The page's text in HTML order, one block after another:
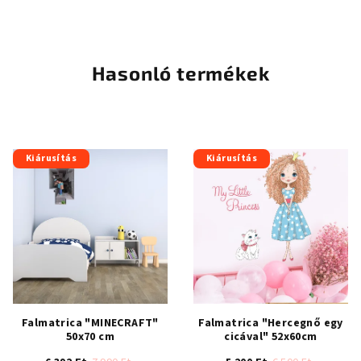
5-
ből
Hasonló termékek
Kiárusítás
Falmatrica "MINECRAFT"
50x70 cm
Kiárusítás
Falmatrica "Hercegnő egy
cicával" 52x60cm